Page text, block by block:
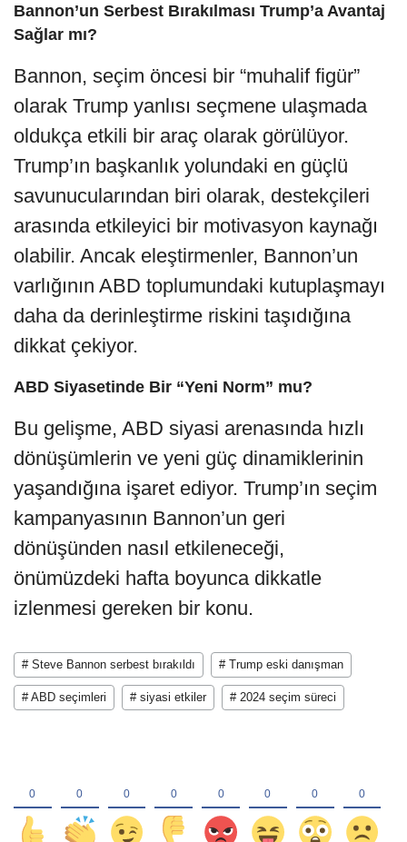
Bannon’un Serbest Bırakılması Trump’a Avantaj
Sağlar mı?
Bannon, seçim öncesi bir “muhalif figür”
olarak Trump yanlısı seçmene ulaşmada
oldukça etkili bir araç olarak görülüyor.
Trump’ın başkanlık yolundaki en güçlü
savunucularından biri olarak, destekçileri
arasında etkileyici bir motivasyon kaynağı
olabilir. Ancak eleştirmenler, Bannon’un
varlığının ABD toplumundaki kutuplaşmayı
daha da derinleştirme riskini taşıdığına
dikkat çekiyor.
ABD Siyasetinde Bir “Yeni Norm” mu?
Bu gelişme, ABD siyasi arenasında hızlı
dönüşümlerin ve yeni güç dinamiklerinin
yaşandığına işaret ediyor. Trump’ın seçim
kampanyasının Bannon’un geri
dönüşünden nasıl etkileneceği,
önümüzdeki hafta boyunca dikkatle
izlenmesi gereken bir konu.
# Steve Bannon serbest bırakıldı # Trump eski danışman
# ABD seçimleri # siyasi etkiler # 2024 seçim süreci